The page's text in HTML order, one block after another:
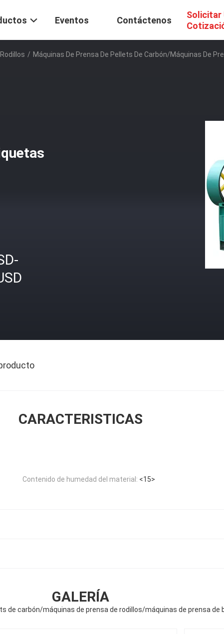
Eventos Contáctenos
Solicitar
/ Máquinas De Prensa De Pellets De Carbón/máquinas De
CARACTERISTICAS
Contenido de humedad del material: <15>
GALERÍA
de carbón/máquinas de prensa de rodillos/máquinas de prensa de